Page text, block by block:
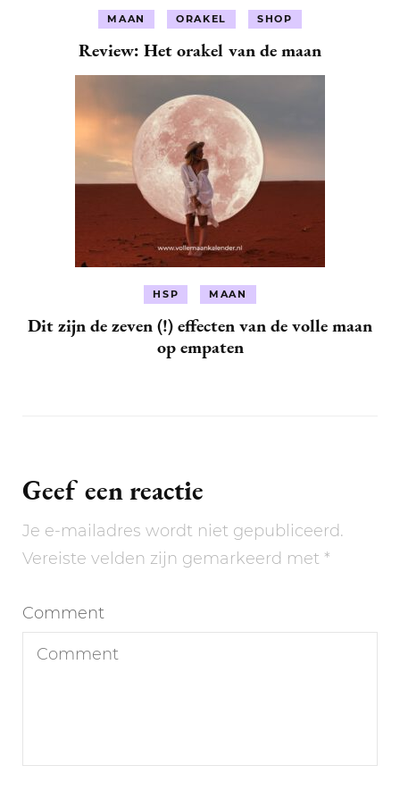
MAAN ORAKEL SHOP
Review: Het orakel van de maan
HSP MAAN
Dit zijn de zeven (!) effecten van de volle maan
op empaten
Geef een reactie
Je e-mailadres wordt niet gepubliceerd.
Vereiste velden zijn gemarkeerd met *
Comment